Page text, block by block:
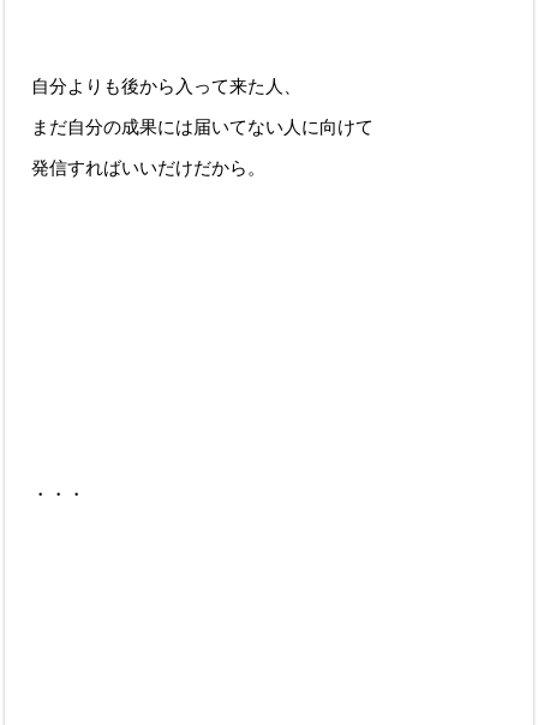
自分よりも後から入って来た人、
まだ自分の成果には届いてない人に向けて
発信すればいいだけだから。
・・・